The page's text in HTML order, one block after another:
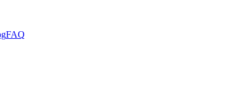
FAQ